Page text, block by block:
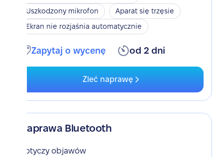
Uszkodzony mikrofon
Aparat się trzęsie
Ekran nie rozjaśnia automatycznie
Zapytaj o wycenę od 2 dni
Zleć naprawę
Naprawa Bluetooth
Dotyczy objawów